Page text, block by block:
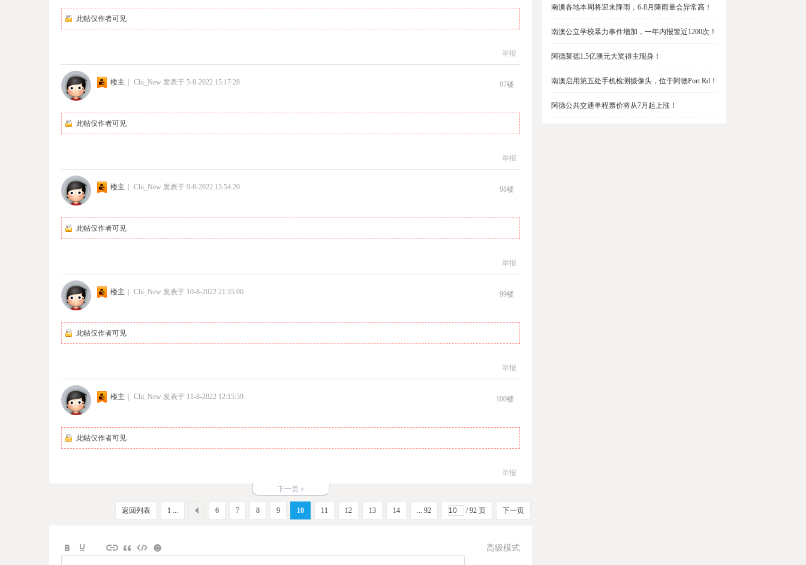
此帖仅作者可见
举报
97楼
楼主 | Chi_New 发表于 5-8-2022 15:17:28
此帖仅作者可见
举报
98楼
楼主 | Chi_New 发表于 9-8-2022 15:54:20
此帖仅作者可见
举报
99楼
楼主 | Chi_New 发表于 10-8-2022 21:35:06
此帖仅作者可见
举报
100楼
楼主 | Chi_New 发表于 11-8-2022 12:15:59
此帖仅作者可见
举报
下一页 »
1 ... 6 7 8 9 10 11 12 13 14 ... 92 / 92 页 下一页
返回列表
高级模式
南澳各地本周将迎来降雨，6-8月降雨量会异常高！
南澳公立学校暴力事件增加，一年内报警近1200次！
阿德莱德1.5亿澳元大奖得主现身！
南澳启用第五处手机检测摄像头，位于阿德Port Rd！
阿德公共交通单程票价将从7月起上涨！